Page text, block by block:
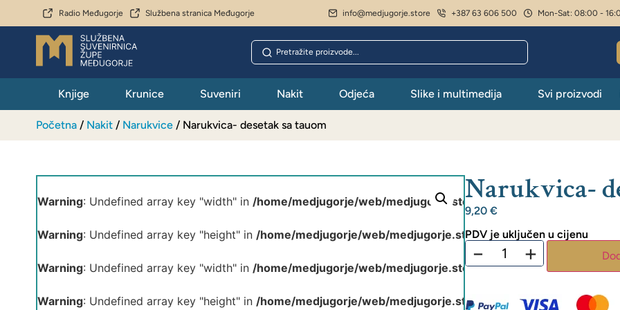
Radio Međugorje Službena stranica Međugorje info@medjugorje.store +387 63 606 500 Mon-Sat: 08:00 -
Knjige Krunice Suveniri Nakit Odjeća Slike i multimedija Svi proizvodi
Početna / Nakit / Narukvice / Narukvica- desetak sa tauom
Warning: Undefined array key "width" in /home/medjugorje/web/medjugorje.store/public_html/wp-
Warning: Undefined array key "height" in /home/medjugorje/web/medjugorje.store/public_html/wp-
Warning: Undefined array key "width" in /home/medjugorje/web/medjugorje.store/public_html/wp-
Warning: Undefined array key "height" in /home/medjugorje/web/medjugorje.store/public_html/wp-
Narukvica-
9,20 €
PDV je uključen u cijenu
− +